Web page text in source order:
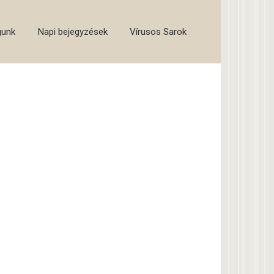
Napi bejegyzések Vírusos Sarok